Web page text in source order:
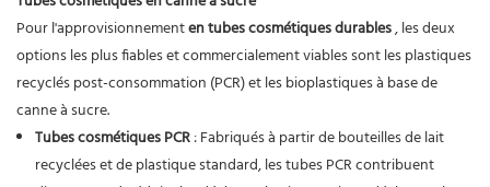
Pour l'approvisionnementen tubes cosmétiques durables, les deux
options les plus fiables et commercialement viables sont les plastiques
recyclés post-consommation (PCR) et les bioplastiques à base de
canne à sucre.
Tubes cosmétiques PCR: Fabriqués à partir de bouteilles de lait
recyclées et de plastique standard, les tubes PCR contribuent